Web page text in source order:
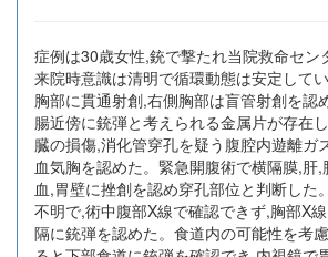
症例は30歳女性,銃で撃たれ当院救命セン
来院時意識は清明で循環動態は安定して
胸部に貫通射創,右側胸部は盲管射創を認
腸近傍に銃弾と考えられる金属片が存在
臓の損傷,消化管穿孔を疑う腹腔内遊離ガ
血気胸を認めた。緊急開腹術で横隔膜,肝
血,胃壁に挫創を認め穿孔部位と判断した
不明で,術中腹部X線で確認できず,胸部X
隔に銃弾を認めた。食道内の可能性を考